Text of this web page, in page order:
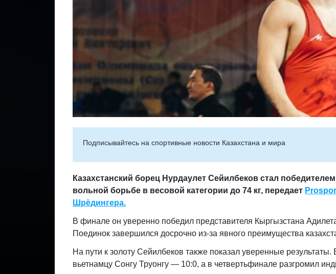
Подписывайтесь на cпортивные новости Казахстана и мира
Казахстанский борец Нурдаулет Сейилбеков стал
вольной борьбе в весовой категории до 74 кг, передает
Шрёдингера.
В финале он уверенно победил представителя Кыргызстана
Поединок завершился досрочно из-за явного преимущества
На пути к золоту Сейилбеков также показал уверенные
вьетнамцу Сонгу Труонгу — 10:0, а в четвертьфинале разгромил